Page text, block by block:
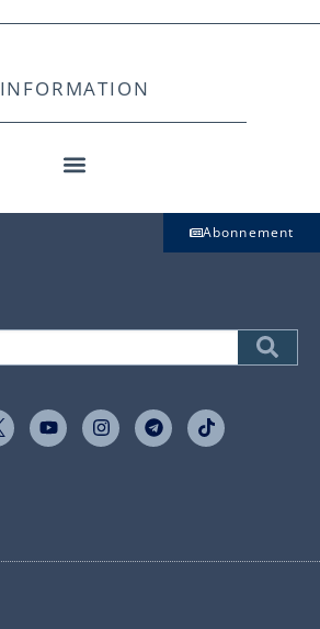
INFORMATION
Abonnement